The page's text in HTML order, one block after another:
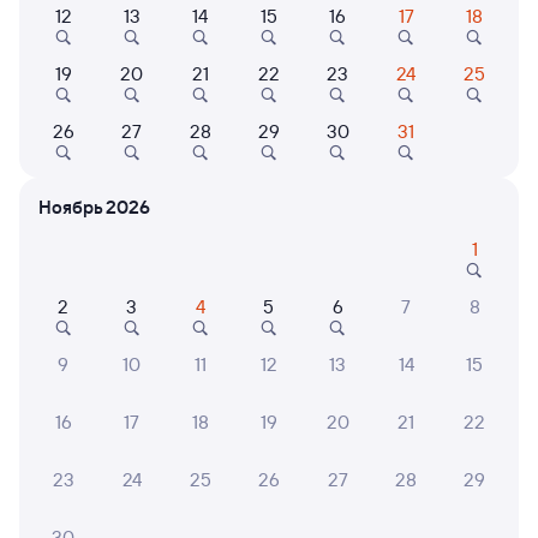
Выберите дату
310С Проходящий 7,9
Нижний Новгород Моск.
Нижний Новгород
16:31 06:50
1 д 14 ч 19 м в пути
от 5 ⁠015 ⁠₽ 6 ⁠097 ⁠₽ 20 ⁠404 ⁠₽
Выберите дату
12 13 14 15 16 17 18
19 20 21 22 23 24 25
26 27 28 29 30 31
Ноябрь 2026
1
2 3 4 5 6 7 8
9 10 11 12 13 14 15
16 17 18 19 20 21 22
23 24 25 26 27 28 29